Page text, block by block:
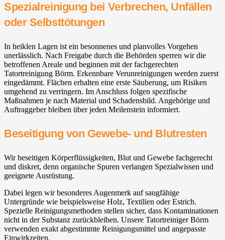
Spezialreinigung bei Verbrechen, Unfällen
oder Selbsttötungen
In heiklen Lagen ist ein besonnenes und planvolles Vorgehen
unerlässlich. Nach Freigabe durch die Behörden sperren wir die
betroffenen Areale und beginnen mit der fachgerechten
Tatortreinigung Börm. Erkennbare Verunreinigungen werden zuerst
eingedämmt. Flächen erhalten eine erste Säuberung, um Risiken
umgehend zu verringern. Im Anschluss folgen spezifische
Maßnahmen je nach Material und Schadensbild. Angehörige und
Auftraggeber bleiben über jeden Meilenstein informiert.
Beseitigung von Gewebe- und Blutresten
Wir beseitigen Körperflüssigkeiten, Blut und Gewebe fachgerecht
und diskret, denn organische Spuren verlangen Spezialwissen und
geeignete Ausrüstung.
Dabei legen wir besonderes Augenmerk auf saugfähige
Untergründe wie beispielsweise Holz, Textilien oder Estrich.
Spezielle Reinigungsmethoden stellen sicher, dass Kontaminationen
nicht in der Substanz zurückbleiben. Unsere Tatortreiniger Börm
verwenden exakt abgestimmte Reinigungsmittel und angepasste
Einwirkzeiten.